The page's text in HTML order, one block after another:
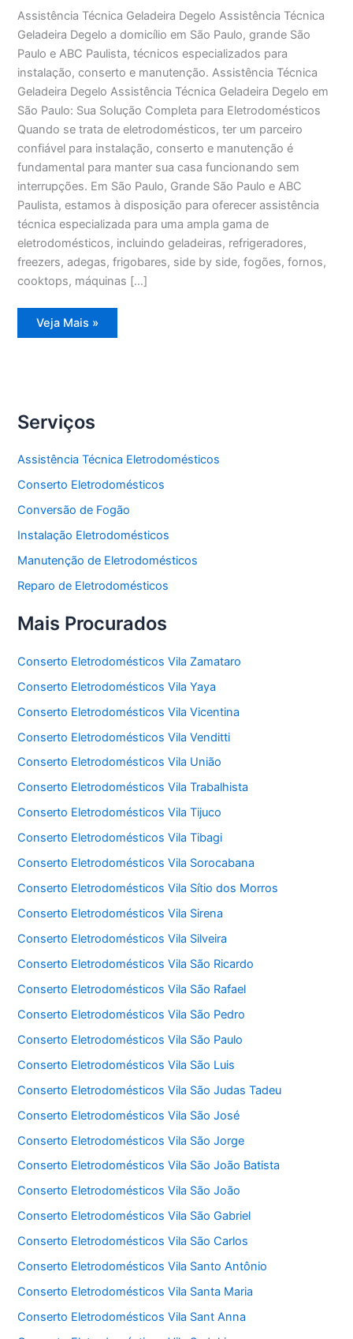
Assistência Técnica Geladeira Degelo Assistência Técnica
Geladeira Degelo a domicílio em São Paulo, grande São
Paulo e ABC Paulista, técnicos especializados para
instalação, conserto e manutenção. Assistência Técnica
Geladeira Degelo Assistência Técnica Geladeira Degelo em
São Paulo: Sua Solução Completa para Eletrodomésticos
Quando se trata de eletrodomésticos, ter um parceiro
confiável para instalação, conserto e manutenção é
fundamental para manter sua casa funcionando sem
interrupções. Em São Paulo, Grande São Paulo e ABC
Paulista, estamos à disposição para oferecer assistência
técnica especializada para uma ampla gama de
eletrodomésticos, incluindo geladeiras, refrigeradores,
freezers, adegas, frigobares, side by side, fogões, fornos,
cooktops, máquinas […]
Assistência
Técnica
Veja Mais »
Serviços
Assistência Técnica Eletrodomésticos
Conserto Eletrodomésticos
Conversão de Fogão
Instalação Eletrodomésticos
Manutenção de Eletrodomésticos
Reparo de Eletrodomésticos
Mais Procurados
Conserto Eletrodomésticos Vila Zamataro
Conserto Eletrodomésticos Vila Yaya
Conserto Eletrodomésticos Vila Vicentina
Conserto Eletrodomésticos Vila Venditti
Conserto Eletrodomésticos Vila União
Conserto Eletrodomésticos Vila Trabalhista
Conserto Eletrodomésticos Vila Tijuco
Conserto Eletrodomésticos Vila Tibagi
Conserto Eletrodomésticos Vila Sorocabana
Conserto Eletrodomésticos Vila Sítio dos Morros
Conserto Eletrodomésticos Vila Sirena
Conserto Eletrodomésticos Vila Silveira
Conserto Eletrodomésticos Vila São Ricardo
Conserto Eletrodomésticos Vila São Rafael
Conserto Eletrodomésticos Vila São Pedro
Conserto Eletrodomésticos Vila São Paulo
Conserto Eletrodomésticos Vila São Luis
Conserto Eletrodomésticos Vila São Judas Tadeu
Conserto Eletrodomésticos Vila São José
Conserto Eletrodomésticos Vila São Jorge
Conserto Eletrodomésticos Vila São João Batista
Conserto Eletrodomésticos Vila São João
Conserto Eletrodomésticos Vila São Gabriel
Conserto Eletrodomésticos Vila São Carlos
Conserto Eletrodomésticos Vila Santo Antônio
Conserto Eletrodomésticos Vila Santa Maria
Conserto Eletrodomésticos Vila Sant Anna